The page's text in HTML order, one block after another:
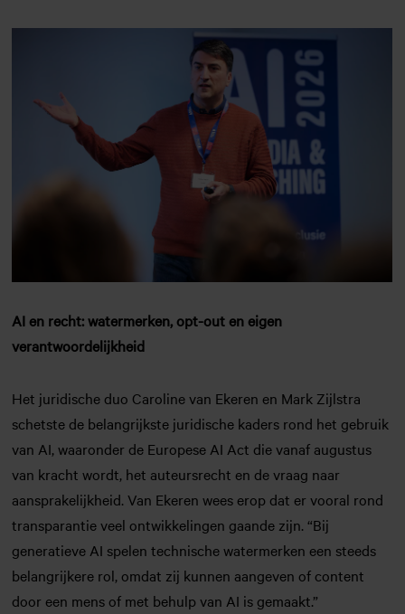
AI en recht: watermerken, opt-out en eigen
verantwoordelijkheid
Het juridische duo Caroline van Ekeren en Mark Zijlstra
schetste de belangrijkste juridische kaders rond het gebruik
van AI, waaronder de Europese AI Act die vanaf augustus
van kracht wordt, het auteursrecht en de vraag naar
aansprakelijkheid. Van Ekeren wees erop dat er vooral rond
transparantie veel ontwikkelingen gaande zijn. “Bij
generatieve AI spelen technische watermerken een steeds
belangrijkere rol, omdat zij kunnen aangeven of content
door een mens of met behulp van AI is gemaakt.”